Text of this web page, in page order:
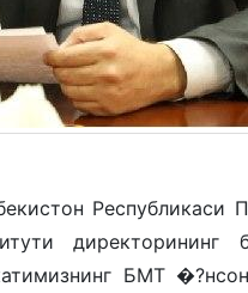
Республикаси
БМТ